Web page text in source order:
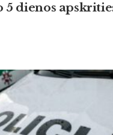
5 dienos